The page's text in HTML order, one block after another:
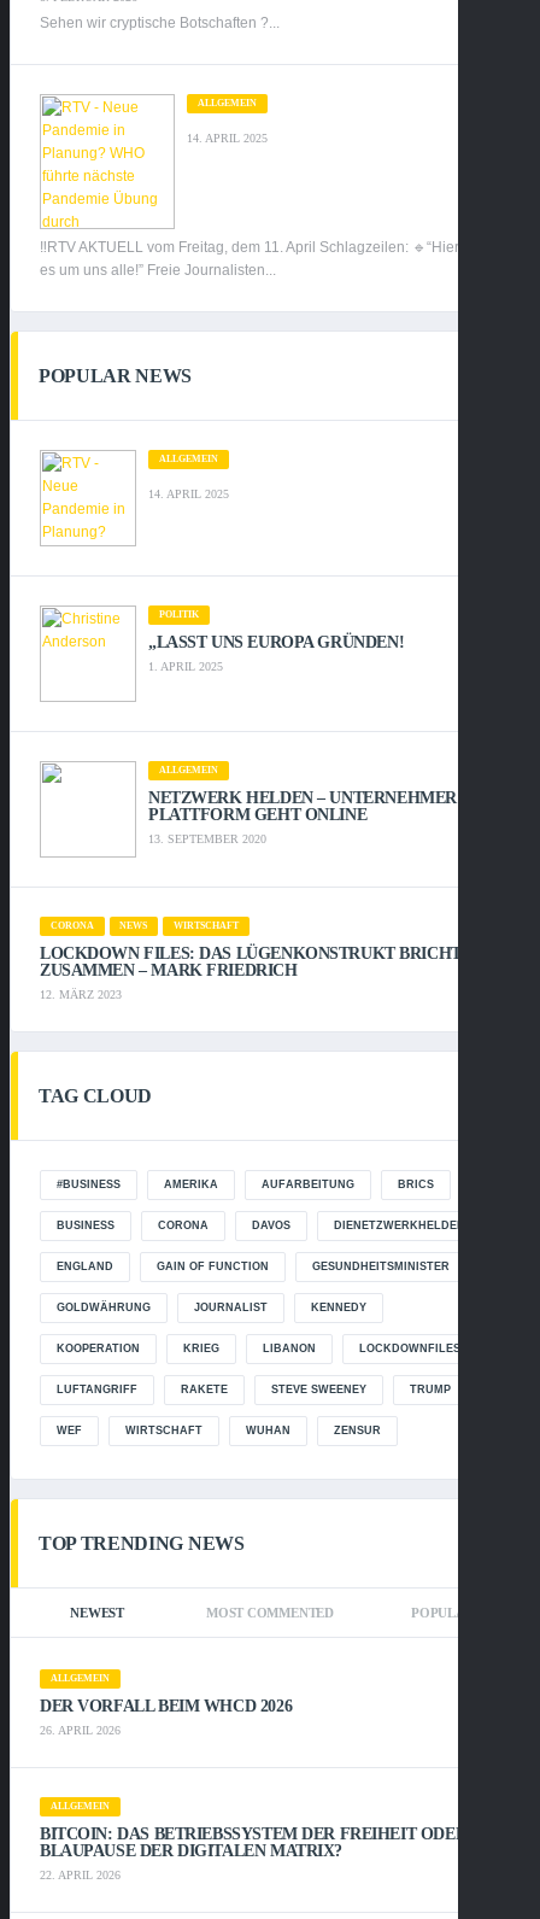
Sehen wir cryptische Botschaften ?...
ALLGEMEIN
14. APRIL 2025
‼️RTV AKTUELL vom Freitag, dem 11. April Schlagzeilen: 🔹“Hier geht
es um uns alle!” Freie Journalisten...
POPULAR NEWS
ALLGEMEIN
14. APRIL 2025
POLITIK
„LASST UNS EUROPA GRÜNDEN!
1. APRIL 2025
ALLGEMEIN
NETZWERK HELDEN – UNTERNEHMER
PLATTFORM GEHT ONLINE
13. SEPTEMBER 2020
CORONA NEWS WIRTSCHAFT
LOCKDOWN FILES: DAS LÜGENKONSTRUKT BRICHT
ZUSAMMEN – MARK FRIEDRICH
12. MÄRZ 2023
TAG CLOUD
#BUSINESS AMERIKA AUFARBEITUNG BRICS
BUSINESS CORONA DAVOS DIENETZWERKHELDEN
ENGLAND GAIN OF FUNCTION GESUNDHEITSMINISTER
GOLDWÄHRUNG JOURNALIST KENNEDY
KOOPERATION KRIEG LIBANON LOCKDOWNFILES
LUFTANGRIFF RAKETE STEVE SWEENEY TRUMP
WEF WIRTSCHAFT WUHAN ZENSUR
TOP TRENDING NEWS
NEWEST MOST COMMENTED POPULAR
ALLGEMEIN
DER VORFALL BEIM WHCD 2026
26. APRIL 2026
ALLGEMEIN
BITCOIN: DAS BETRIEBSSYSTEM DER FREIHEIT ODER DIE
BLAUPAUSE DER DIGITALEN MATRIX?
22. APRIL 2026